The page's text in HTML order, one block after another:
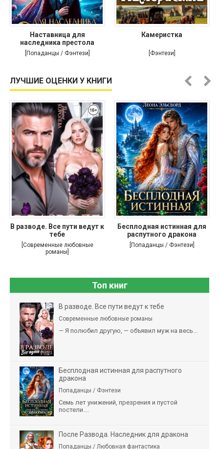
Наставница для
наследника престола
[Попаданцы / Фэнтези]
Камеристка
[Фэнтези]
ЛУЧШИЕ ОЦЕНКИ У КНИГИ
В разводе. Все пути ведут к
тебе
[Современные любовные
романы]
Бесплодная истинная для
распутного дракона
[Попаданцы / Фэнтези]
Топ книг
В разводе. Все пути ведут к тебе
Современные любовные романы
— Я полюбил другую, — объявил муж на весь...
Бесплодная истинная для распутного
дракона
Попаданцы / Фэнтези
Семь лет унижений, презрения и пустой
постели....
После Развода. Наследник для дракона
Попаданцы / Любовная фантастика